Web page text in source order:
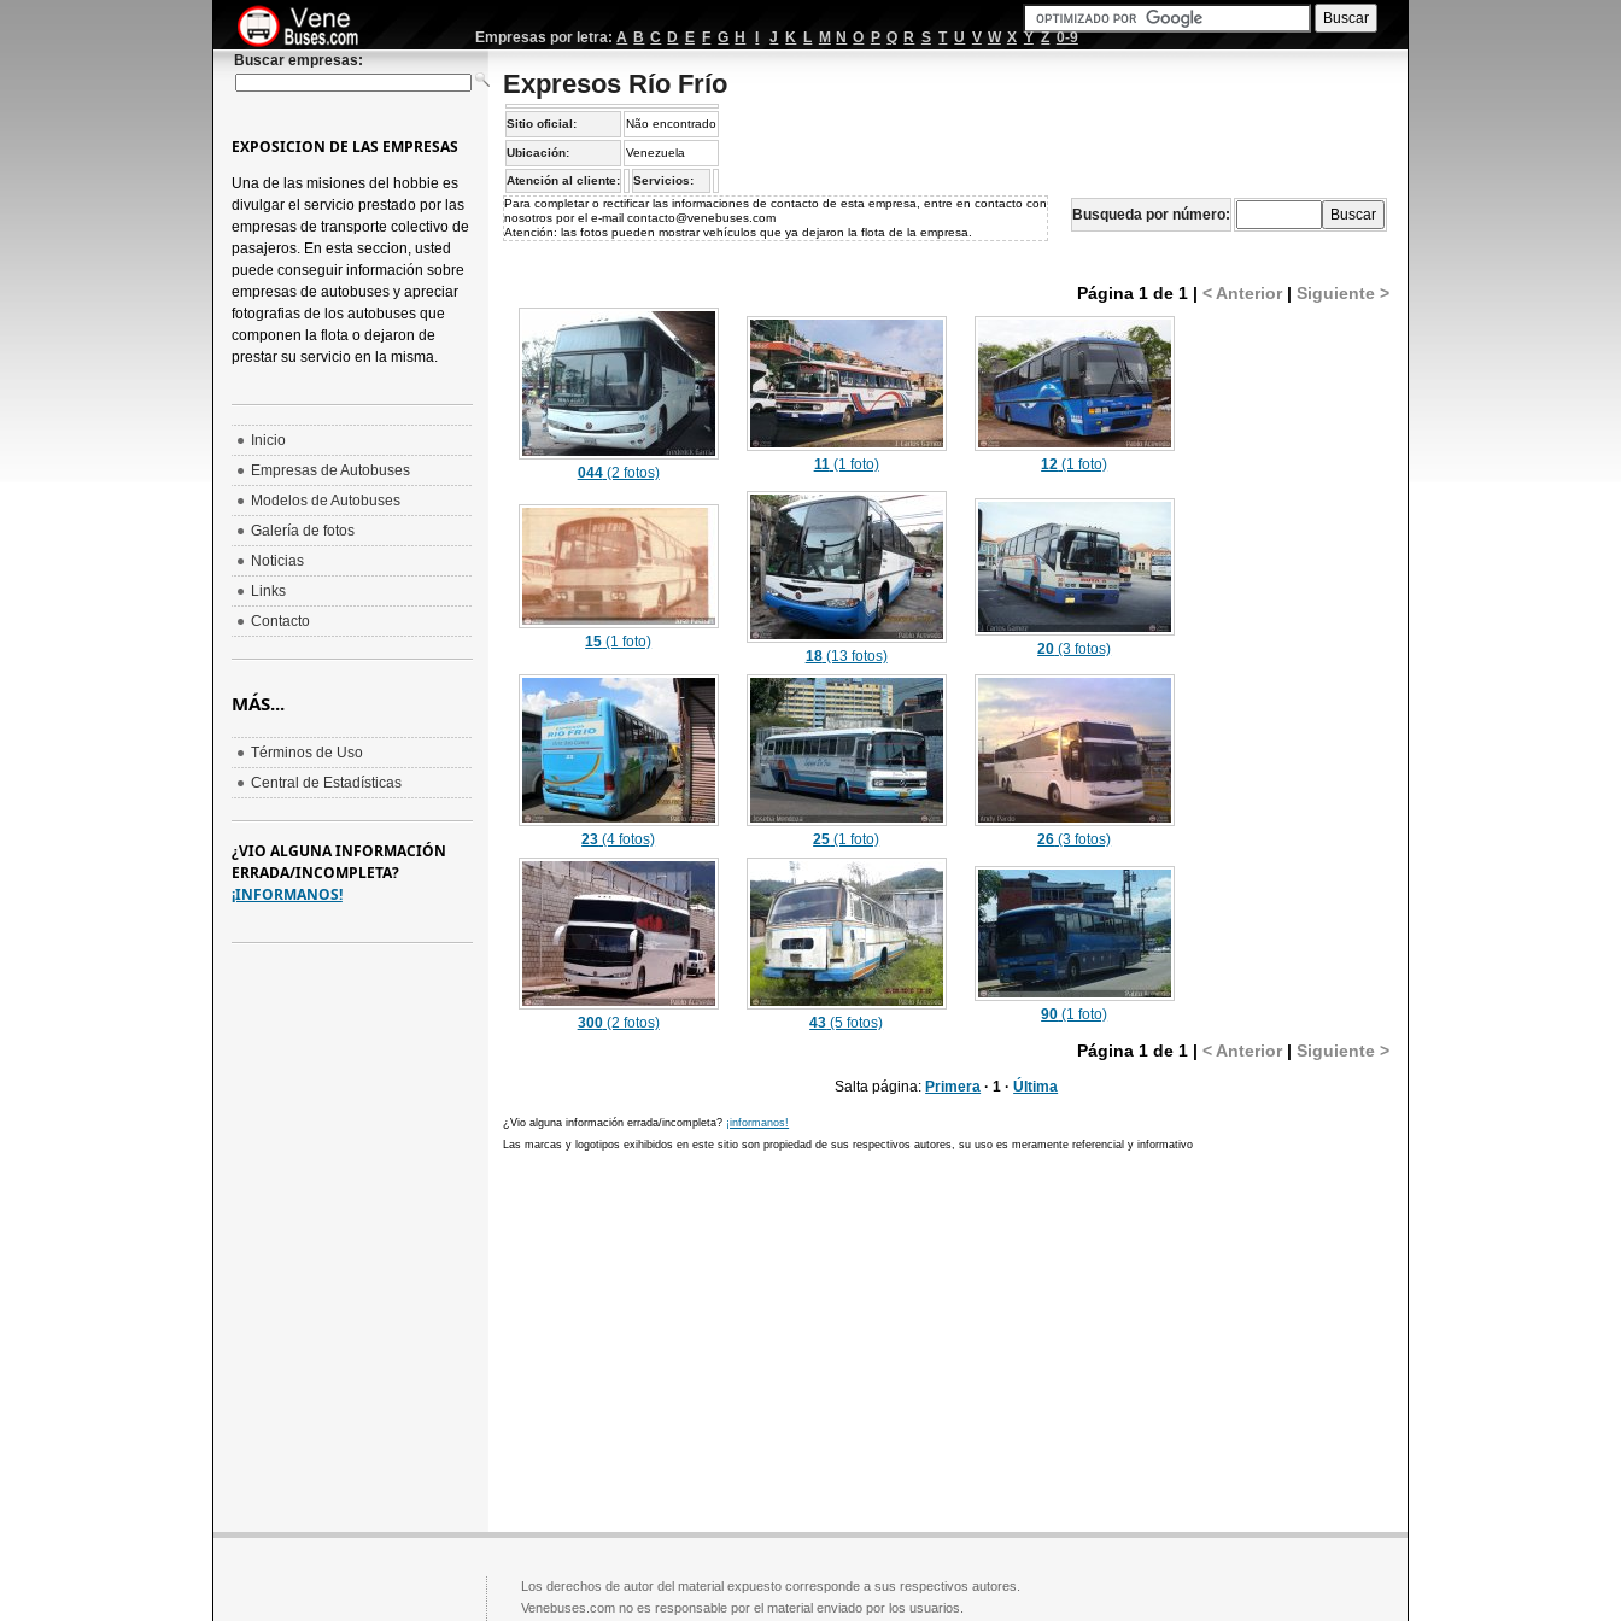
Empresas por letra: A B C D E F G H J K L M N O P Q R S T U V W X Y Z 0-9
Buscar empresas:
Expresos Río Frío
Sitio oficial: Não encontrado
Ubicación: Venezuela
Atención al cliente:
Servicios:
Para completar o rectificar las informaciones de contacto de esta empresa, entre en contacto con
nosotros por el e-mailcontacto@venebuses.com
Atención: las fotos pueden mostrar vehículos que ya dejaron la flota de la empresa.
Busqueda por número:
Página 1 de 1 |< Anterior|Siguiente >
044(2 fotos) 11(1 foto) 12 (1 foto)
15 (1 foto)
18(13 fotos) 20 (3 fotos)
23 (4 fotos) 25 (1 foto) 26 (3 fotos)
300(2 fotos) 43 (5 fotos) 90 (1 foto)
Página 1 de 1 |< Anterior|Siguiente >
Salta página: Primera · 1 ·Última
¿Vio alguna información errada/incompleta? ¡informanos!
Las marcas y logotipos exihibidos en este sitio son propiedad de sus respectivos autores, su uso es meramente referencial y informativo
EXPOSICION DE LAS EMPRESAS
Una de las misiones del hobbie es
divulgar el servicio prestado por las
empresas de transporte colectivo de
pasajeros. En esta seccion, usted
puede conseguir información sobre
empresas de autobuses y apreciar
fotografias de los autobuses que
componen la flota o dejaron de
prestar su servicio en la misma.
Inicio
Empresas de Autobuses
Modelos de Autobuses
Galería de fotos
Noticias
Links
Contacto
MÁS...
Términos de Uso
Central de Estadísticas
¿VIO ALGUNA INFORMACIÓN
ERRADA/INCOMPLETA?
¡INFORMANOS!
Los derechos de autor del material expuesto corresponde a sus respectivos autores.
Venebuses.com no es responsable por el material enviado por los usuarios.